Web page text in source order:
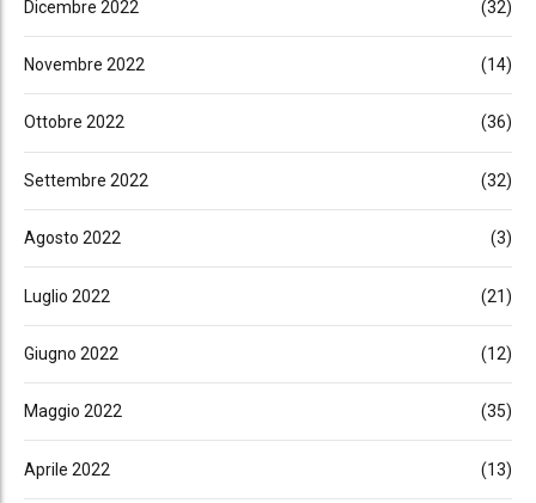
Dicembre 2022 (32)
Novembre 2022 (14)
Ottobre 2022 (36)
Settembre 2022 (32)
Agosto 2022 (3)
Luglio 2022 (21)
Giugno 2022 (12)
Maggio 2022 (35)
Aprile 2022 (13)